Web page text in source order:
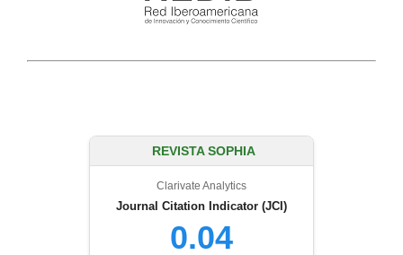
REVISTA SOPHIA
Clarivate Analytics
Journal Citation Indicator (JCI)
0.04